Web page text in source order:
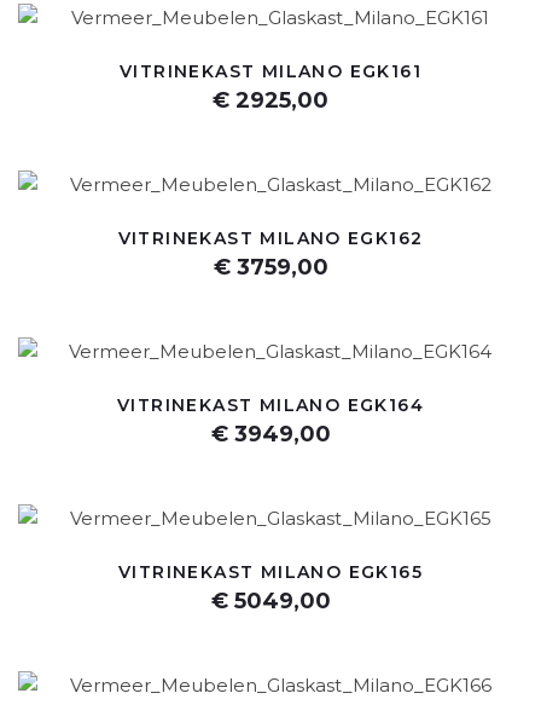
VITRINEKAST MILANO EGK161
€ 2925,00
VITRINEKAST MILANO EGK162
€ 3759,00
VITRINEKAST MILANO EGK164
€ 3949,00
VITRINEKAST MILANO EGK165
€ 5049,00